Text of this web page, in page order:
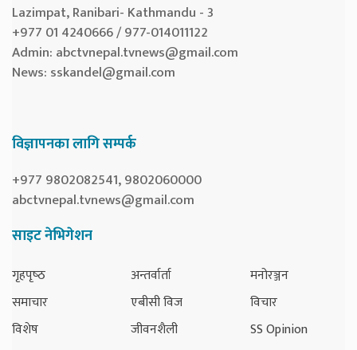
Lazimpat, Ranibari- Kathmandu - 3
+977 01 4240666 / 977-014011122
Admin: abctvnepal.tvnews@gmail.com
News: sskandel@gmail.com
विज्ञापनका लागि सम्पर्क
+977 9802082541, 9802060000
abctvnepal.tvnews@gmail.com
साइट नेभिगेशन
गृहपृष्‍ठ
समाचार
विशेष
अन्तर्वार्ता
एबीसी विज
जीवनशैली
मनोरञ्जन
विचार
SS Opinion